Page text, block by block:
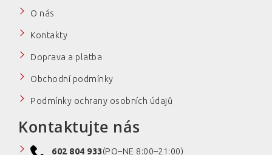
O nás
Kontakty
Doprava a platba
Obchodní podmínky
Podmínky ochrany osobních údajů
Kontaktujte nás
602 804 933(PO–NE 8:00–21:00)